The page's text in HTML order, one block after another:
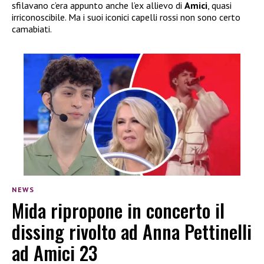
sfilavano c’era appunto anche l’ex allievo di Amici, quasi
irriconoscibile. Ma i suoi iconici capelli rossi non sono certo
camabiati.
NEWS
Mida ripropone in concerto il
dissing rivolto ad Anna Pettinelli
ad Amici 23